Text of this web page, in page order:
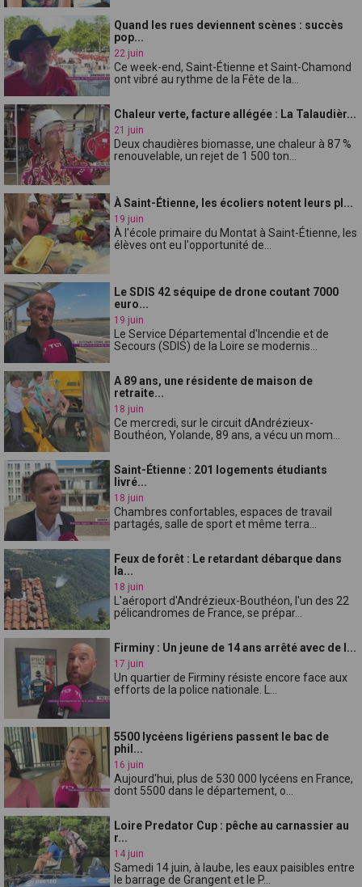
Quand les rues deviennent scènes : succès
pop...
22 juin
Ce week-end, Saint-Étienne et Saint-Chamond
ont vibré au rythme de la Fête de la...
Chaleur verte, facture allégée : La Talaudièr...
21 juin
Deux chaudières biomasse, une chaleur à 87 %
renouvelable, un rejet de 1 500 ton...
À Saint-Étienne, les écoliers notent leurs pl...
19 juin
À l'école primaire du Montat à Saint-Étienne, les
élèves ont eu l'opportunité de...
Le SDIS 42 séquipe de drone coutant 7000
euro...
19 juin
Le Service Départemental d'Incendie et de
Secours (SDIS) de la Loire se modernis...
A 89 ans, une résidente de maison de
retraite...
18 juin
Ce mercredi, sur le circuit dAndrézieux-
Bouthéon, Yolande, 89 ans, a vécu un mom...
Saint-Étienne : 201 logements étudiants
livré...
18 juin
Chambres confortables, espaces de travail
partagés, salle de sport et même terra...
Feux de forêt : Le retardant débarque dans
la...
18 juin
L'aéroport d'Andrézieux-Bouthéon, l'un des 22
pélicandromes de France, se prépar...
Firminy : Un jeune de 14 ans arrêté avec de l...
17 juin
Un quartier de Firminy résiste encore face aux
efforts de la police nationale. L...
5500 lycéens ligériens passent le bac de
phil...
16 juin
Aujourd'hui, plus de 530 000 lycéens en France,
dont 5500 dans le département, o...
Loire Predator Cup : pêche au carnassier au
r...
14 juin
Samedi 14 juin, à laube, les eaux paisibles entre
le barrage de Grangent et le P...